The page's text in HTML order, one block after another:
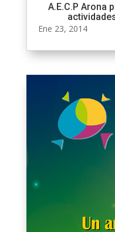
A.E.C.P Arona
Ene 23, 2014